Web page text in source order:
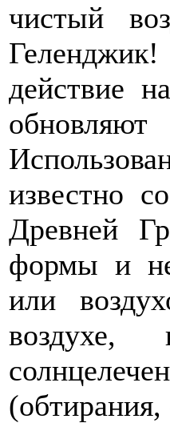
чистый
действие
известно
Древней
формы и
или
воздухе,